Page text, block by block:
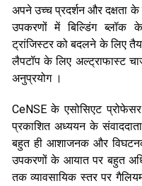
अपने उच्च प्रदर्शन और दक्षता
उपकरणों में बिल्डिंग ब्लॉक
ट्रांजिस्टर को बदलने के लिए
लैपटॉप के लिए अल्ट्राफास्ट
अनुप्रयोग ।
CeNSE के एसोसिएट
प्रकाशित अध्ययन के
बहुत ही आशाजनक और
उपकरणों के आयात पर बहुत
तक व्यावसायिक स्तर पर